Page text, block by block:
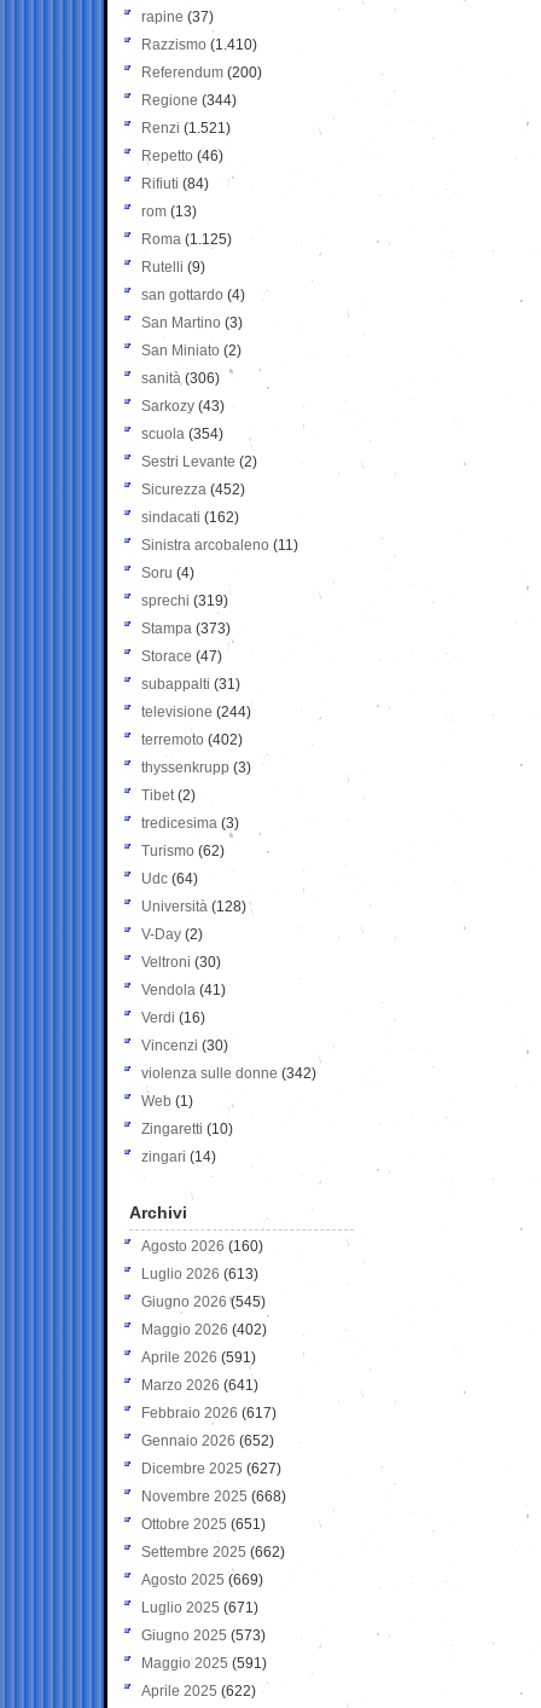
rapine (37)
Razzismo (1.410)
Referendum (200)
Regione (344)
Renzi (1.521)
Repetto (46)
Rifiuti (84)
rom (13)
Roma (1.125)
Rutelli (9)
san gottardo (4)
San Martino (3)
San Miniato (2)
sanità (306)
Sarkozy (43)
scuola (354)
Sestri Levante (2)
Sicurezza (452)
sindacati (162)
Sinistra arcobaleno (11)
Soru (4)
sprechi (319)
Stampa (373)
Storace (47)
subappalti (31)
televisione(244)
terremoto (402)
thyssenkrupp (3)
Tibet(2)
tredicesima (3)
Turismo (62)
Udc (64)
Università (128)
V-Day (2)
Veltroni (30)
Vendola (41)
Verdi (16)
Vincenzi (30)
violenza sulle donne (342)
Web (1)
Zingaretti (10)
zingari (14)
Archivi
Agosto 2026 (160)
Luglio 2026 (613)
Giugno 2026 (545)
Maggio 2026 (402)
Aprile 2026 (591)
Marzo 2026 (641)
Febbraio 2026 (617)
Gennaio 2026 (652)
Dicembre 2025 (627)
Novembre 2025 (668)
Ottobre 2025 (651)
Settembre 2025 (662)
Agosto 2025 (669)
Luglio 2025 (671)
Giugno 2025 (573)
Maggio 2025 (591)
Aprile 2025 (622)